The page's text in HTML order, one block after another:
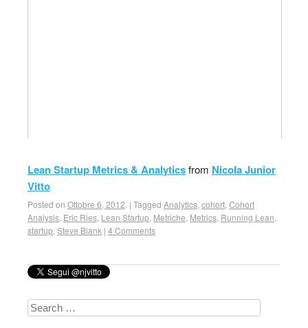
Lean Startup Metrics & Analyticsfrom Nicola Junior
Vitto
Posted on Ottobre 6, 2012 | Tagged Analytics cohort Cohort
Analysis Eric Ries Lean Startup Metriche Metrics Running Lean
startup Steve Blank | 4 Comments
Search